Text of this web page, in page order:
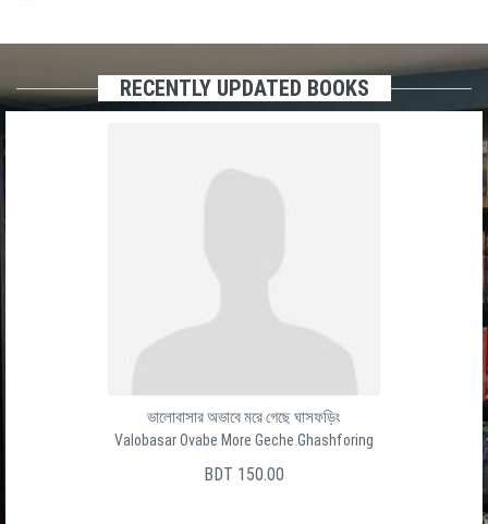
RECENTLY UPDATED BOOKS
ভালোবাসার অভাবে মরে গেছে ঘাসফড়িং
Valobasar Ovabe More Geche Ghashforing
BDT 150.00